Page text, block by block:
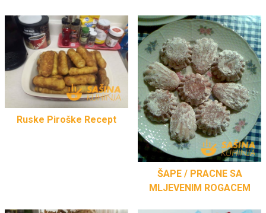
Ruske Piroške Recept
ŠAPE / PRACNE SA
MLJEVENIM ROGACEM